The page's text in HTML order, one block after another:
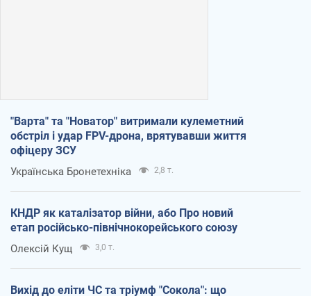
"Варта" та "Новатор" витримали кулеметний
обстріл і удар FPV-дрона, врятувавши життя
офіцеру ЗСУ
Українська Бронетехніка 2,8 т.
КНДР як каталізатор війни, або Про новий
етап російсько-північнокорейського союзу
Олексій Кущ 3,0 т.
Вихід до еліти ЧС та тріумф "Сокола": що